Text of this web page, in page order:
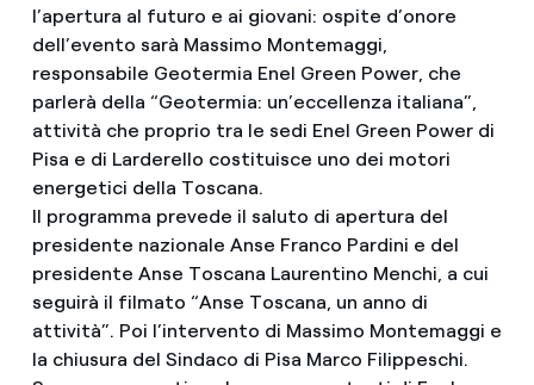
l’apertura al futuro e ai giovani: ospite d’onore
dell’evento sarà Massimo Montemaggi,
responsabile Geotermia Enel Green Power, che
parlerà della “Geotermia: un’eccellenza italiana”,
attività che proprio tra le sedi Enel Green Power di
Pisa e di Larderello costituisce uno dei motori
energetici della Toscana.
Il programma prevede il saluto di apertura del
presidente nazionale Anse Franco Pardini e del
presidente Anse Toscana Laurentino Menchi, a cui
seguirà il filmato “Anse Toscana, un anno di
attività”. Poi l’intervento di Massimo Montemaggi e
la chiusura del Sindaco di Pisa Marco Filippeschi.